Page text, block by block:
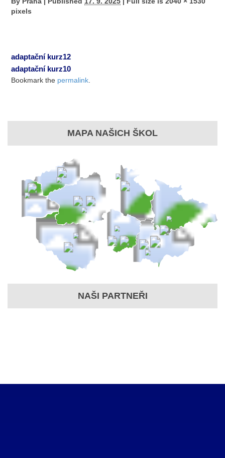
pixels
adaptační kurz12
adaptační kurz10
Bookmark the permalink
MAPA NAŠICH ŠKOL
NAŠI PARTNEŘI